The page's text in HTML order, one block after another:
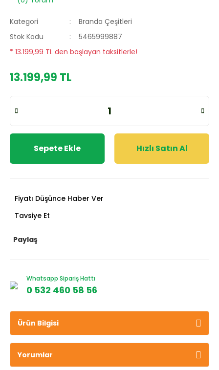
Kategori
Branda Çeşitleri
Stok Kodu
5465999887
* 13.199,99 TL den başlayan taksitlerle!
13.199,99 TL
Sepete Ekle Hızlı Satın Al
Fiyatı Düşünce Haber Ver
Tavsiye Et
Paylaş
Whatsapp Sipariş Hattı
0 532 460 58 56
Ürün Bilgisi
Yorumlar